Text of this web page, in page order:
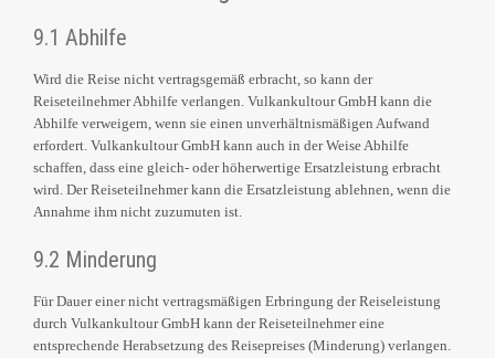
9.1 Abhilfe
Wird die Reise nicht vertragsgemäß erbracht, so kann der
Reiseteilnehmer Abhilfe verlangen. Vulkankultour GmbH kann die
Abhilfe verweigern, wenn sie einen unverhältnismäßigen Aufwand
erfordert. Vulkankultour GmbH kann auch in der Weise Abhilfe
schaffen, dass eine gleich- oder höherwertige Ersatzleistung erbracht
wird. Der Reiseteilnehmer kann die Ersatzleistung ablehnen, wenn die
Annahme ihm nicht zuzumuten ist.
9.2 Minderung
Für Dauer einer nicht vertragsmäßigen Erbringung der Reiseleistung
durch Vulkankultour GmbH kann der Reiseteilnehmer eine
entsprechende Herabsetzung des Reisepreises (Minderung) verlangen.